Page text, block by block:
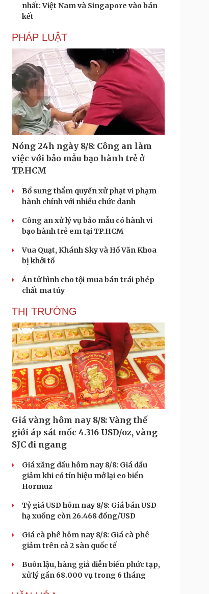
nhất: Việt Nam và Singapore vào bán
kết
PHÁP LUẬT
Nóng 24h ngày 8/8: Công an làm
việc với bảo mẫu bạo hành trẻ ở
TP.HCM
Bổ sung thẩm quyền xử phạt vi phạm
hành chính với nhiều chức danh
Công an xử lý vụ bảo mẫu có hành vi
bạo hành trẻ em tại TP.HCM
Vua Quạt, Khánh Sky và Hồ Văn Khoa
bị khởi tố
Án tử hình cho tội mua bán trái phép
chất ma túy
THỊ TRƯỜNG
Giá vàng hôm nay 8/8: Vàng thế
giới áp sát mốc 4.316 USD/oz, vàng
SJC đi ngang
Giá xăng dầu hôm nay 8/8: Giá dầu
giảm khi có tín hiệu mở lại eo biển
Hormuz
Tỷ giá USD hôm nay 8/8: Giá bán USD
hạ xuống còn 26.468 đồng/USD
Giá cà phê hôm nay 8/8: Giá cà phê
giảm trên cả 2 sàn quốc tế
Buôn lậu, hàng giả diễn biến phức tạp,
xử lý gần 68.000 vụ trong 6 tháng